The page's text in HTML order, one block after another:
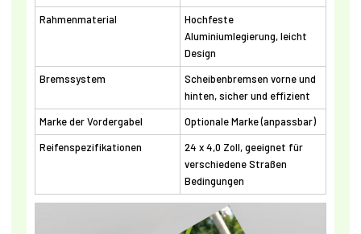
Rahmenmaterial
Hochfeste
Aluminiumlegierung, leicht
Design
Bremssystem
Scheibenbremsen vorne und
hinten, sicher und effizient
Marke der Vordergabel
Optionale Marke (anpassbar)
Reifenspezifikationen
24 x 4,0 Zoll, geeignet für
verschiedene Straßen
Bedingungen